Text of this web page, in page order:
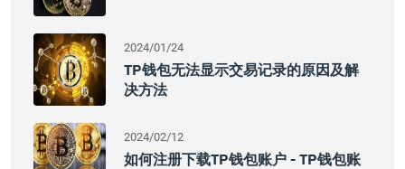
2024/01/24
TP钱包无法显示交易记录的原因及解
决方法
2024/02/12
如何注册下载TP钱包账户 - TP钱包账